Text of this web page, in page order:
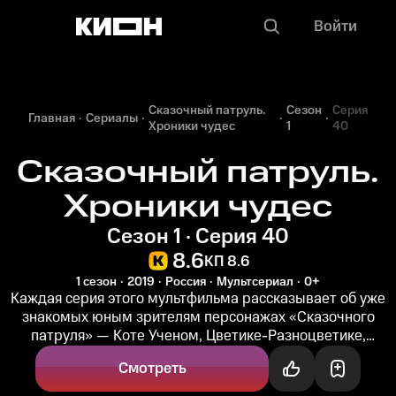
Войти
Главная Сериалы Сказочный патруль.
Хроники чудес
Сезон
1
Серия
40
Сказочный патруль.
Хроники чудес
Сезон 1 · Серия 40
8.6КП 8.6
1 сезон 2019 Россия Мультсериал 0+
Каждая серия этого мультфильма рассказывает об уже
знакомых юным зрителям персонажах «Сказочного
патруля» — Коте Ученом, Цветике-Разноцветике,
Василисе, Лешем, самих...
Смотреть